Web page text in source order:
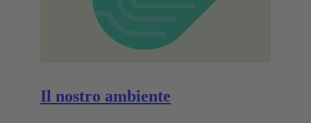
Il nostro ambiente